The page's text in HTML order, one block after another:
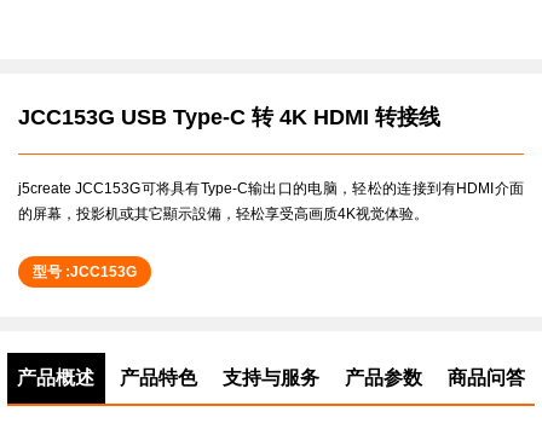
JCC153G USB Type-C 转 4K HDMI 转接线
j5create JCC153G可将具有Type-C输出口的电脑，轻松的连接到有HDMI介面
的屏幕，投影机或其它顯示設備，轻松享受高画质4K视觉体验。
型号 :JCC153G
产品概述 产品特色 支持与服务 产品参数 商品问答